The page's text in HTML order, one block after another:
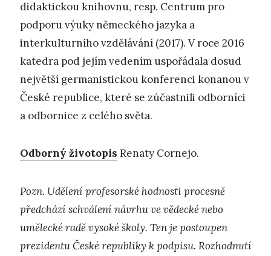
didaktickou knihovnu, resp. Centrum pro
podporu výuky německého jazyka a
interkulturního vzdělávání (2017). V roce 2016
katedra pod jejím vedením uspořádala dosud
největší germanistickou konferenci konanou v
České republice, které se zúčastnili odborníci
a odbornice z celého světa.
Odborný životopis Renaty Cornejo.
Pozn. Udělení profesorské hodnosti procesně
předchází schválení návrhu ve vědecké nebo
umělecké radě vysoké školy. Ten je postoupen
prezidentu České republiky k podpisu. Rozhodnutí